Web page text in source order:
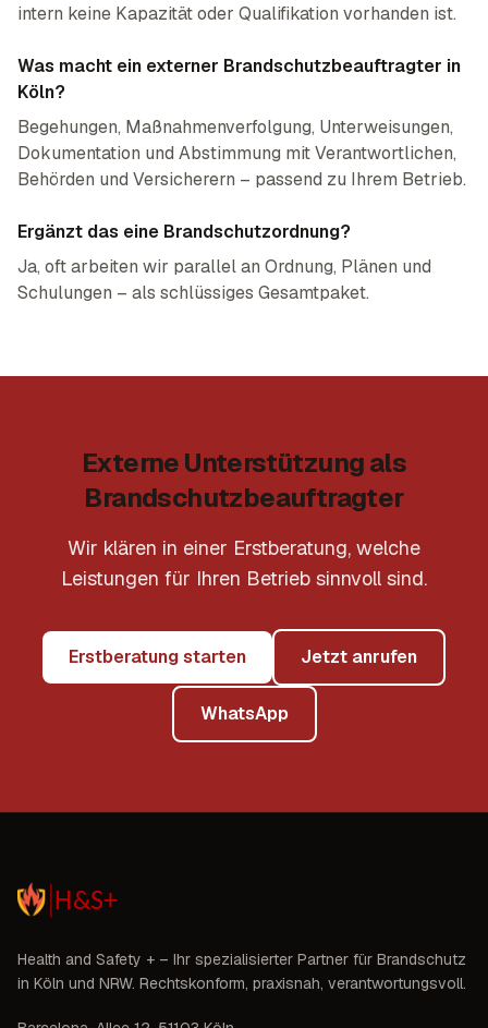
intern keine Kapazität oder Qualifikation vorhanden ist.
Was macht ein externer Brandschutzbeauftragter in
Köln?
Begehungen, Maßnahmenverfolgung, Unterweisungen,
Dokumentation und Abstimmung mit Verantwortlichen,
Behörden und Versicherern – passend zu Ihrem Betrieb.
Ergänzt das eine Brandschutzordnung?
Ja, oft arbeiten wir parallel an Ordnung, Plänen und
Schulungen – als schlüssiges Gesamtpaket.
Externe Unterstützung als
Brandschutzbeauftragter
Wir klären in einer Erstberatung, welche
Leistungen für Ihren Betrieb sinnvoll sind.
Erstberatung starten Jetzt anrufen
WhatsApp
Health and Safety + – Ihr spezialisierter Partner für Brandschutz
in Köln und NRW. Rechtskonform, praxisnah, verantwortungsvoll.